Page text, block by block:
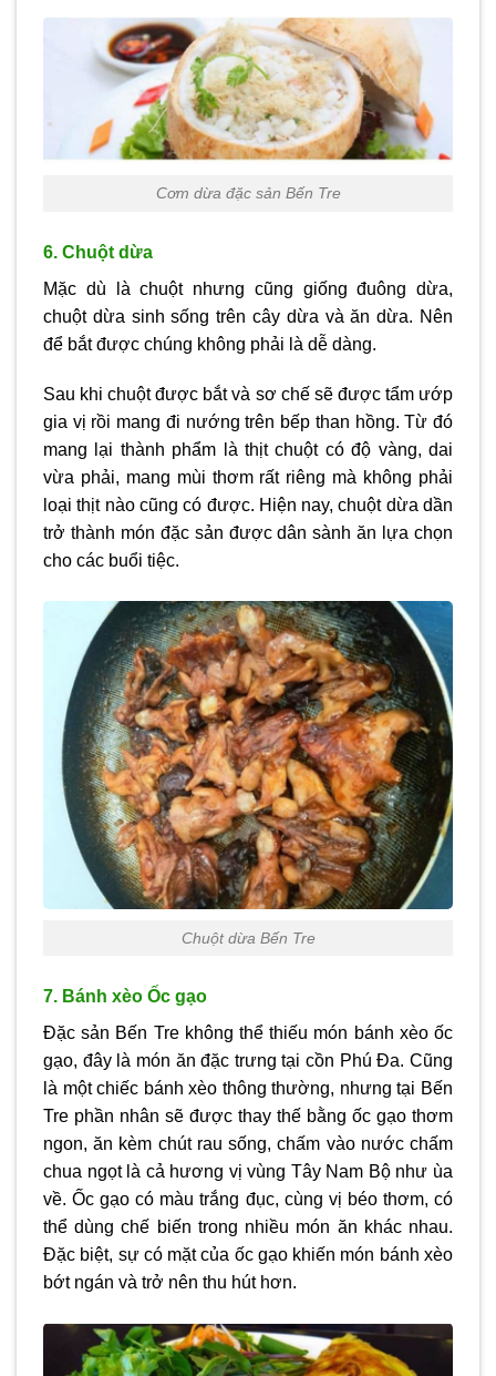
Cơm dừa đặc sản Bến Tre
6. Chuột dừa
Mặc dù là chuột nhưng cũng giống đuông dừa,
chuột dừa sinh sống trên cây dừa và ăn dừa. Nên
để bắt được chúng không phải là dễ dàng.
Sau khi chuột được bắt và sơ chế sẽ được tẩm ướp
gia vị rồi mang đi nướng trên bếp than hồng. Từ đó
mang lại thành phẩm là thịt chuột có độ vàng, dai
vừa phải, mang mùi thơm rất riêng mà không phải
loại thịt nào cũng có được. Hiện nay, chuột dừa dần
trở thành món đặc sản được dân sành ăn lựa chọn
cho các buổi tiệc.
Chuột dừa Bến Tre
7. Bánh xèo Ốc gạo
Đặc sản Bến Tre không thể thiếu món bánh xèo ốc
gạo, đây là món ăn đặc trưng tại cồn Phú Đa. Cũng
là một chiếc bánh xèo thông thường, nhưng tại Bến
Tre phần nhân sẽ được thay thế bằng ốc gạo thơm
ngon, ăn kèm chút rau sống, chấm vào nước chấm
chua ngọt là cả hương vị vùng Tây Nam Bộ như ùa
về. Ốc gạo có màu trắng đục, cùng vị béo thơm, có
thể dùng chế biến trong nhiều món ăn khác nhau.
Đặc biệt, sự có mặt của ốc gạo khiến món bánh xèo
bớt ngán và trở nên thu hút hơn.